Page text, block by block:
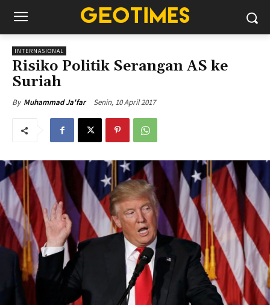
INTERNASIONAL
Risiko Politik Serangan AS ke
Suriah
By Muhammad Ja'far Senin, 10 April 2017